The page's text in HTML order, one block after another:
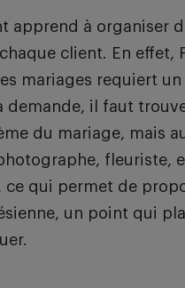
apprend à organiser
client. En effet,
mariages requiert un
demande, il faut
du mariage, mais
fleuriste,
qui permet de
un point qui